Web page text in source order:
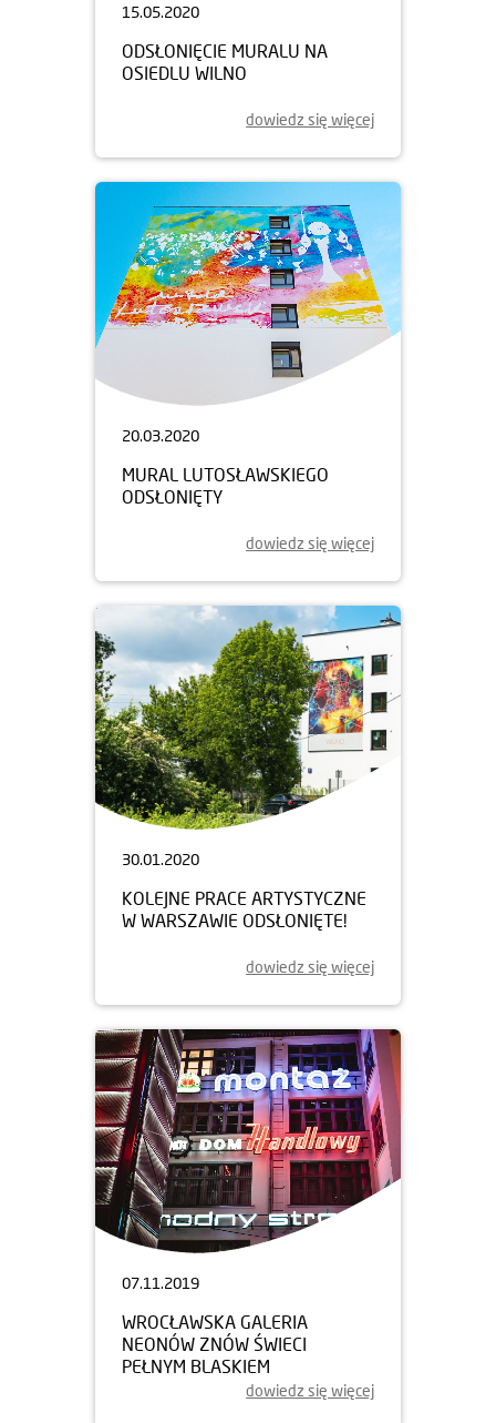
15.05.2020
ODSŁONIĘCIE MURALU NA
OSIEDLU WILNO
dowiedz się więcej
20.03.2020
MURAL LUTOSŁAWSKIEGO
ODSŁONIĘTY
dowiedz się więcej
30.01.2020
KOLEJNE PRACE ARTYSTYCZNE
W WARSZAWIE ODSŁONIĘTE!
dowiedz się więcej
07.11.2019
WROCŁAWSKA GALERIA
NEONÓW ZNÓW ŚWIECI
PEŁNYM BLASKIEM
dowiedz się więcej